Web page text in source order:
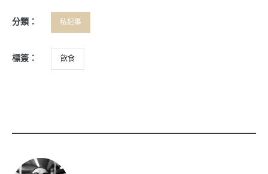
分類： 私記事
標簽： 飲食